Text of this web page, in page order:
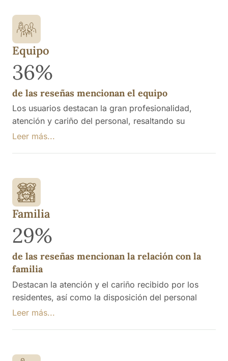
Equipo
36%
de las reseñas mencionan el equipo
Los usuarios destacan la gran profesionalidad,
atención y cariño del personal, resaltando su
dedicación y el trato amable hacia los residentes, lo
Leer más...
Familia
29%
de las reseñas mencionan la relación con la
familia
Destacan la atención y el cariño recibido por los
residentes, así como la disposición del personal
para escuchar y resolver problemas, lo que genera
Leer más...